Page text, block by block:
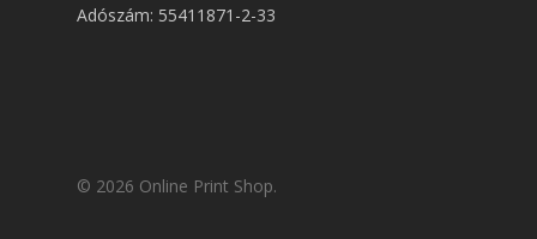
Adószám: 55411871-2-33
© 2026 Online Print Shop.